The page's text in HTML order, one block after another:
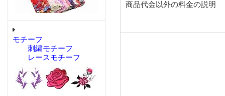
モチーフ
刺繍モチーフ
レースモチーフ
商品代金以外の料金の説明